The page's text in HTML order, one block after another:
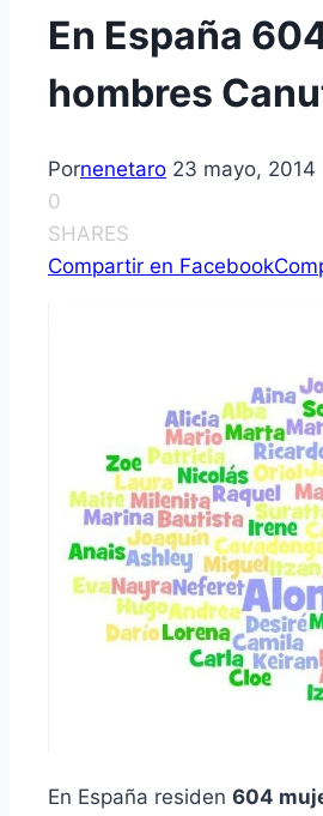
En España
hombres
Pornenetaro 23 mayo, 2014
0
SHARES
Compartir en Facebook
En España residen 604